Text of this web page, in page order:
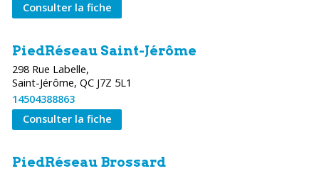
Consulter la fiche
PiedRéseau Saint-Jérôme
298 Rue Labelle,
Saint-Jérôme, QC J7Z 5L1
14504388863
Consulter la fiche
PiedRéseau Brossard